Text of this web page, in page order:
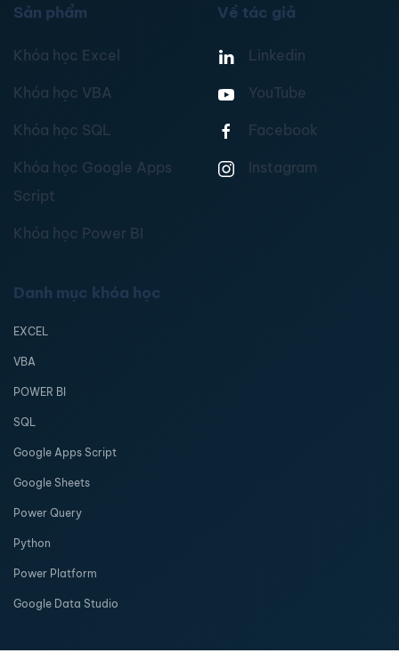
Sản phẩm
Khóa học Excel
Khóa học VBA
Khóa học SQL
Khóa học Google Apps
Script
Khóa học Power BI
Về tác giả
Linkedin
YouTube
Facebook
Instagram
Danh mục khóa học
EXCEL
VBA
POWER BI
SQL
Google Apps Script
Google Sheets
Power Query
Python
Power Platform
Google Data Studio